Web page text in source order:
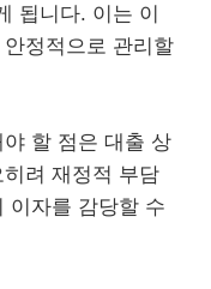
됩니다. 이는 이
안정적으로 관리할
할 점은 대출 상
려 재정적 부담
이자를 감당할 수